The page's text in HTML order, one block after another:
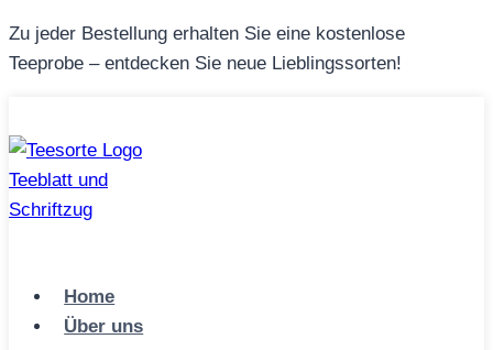
Zum
Inhalt
Zu jeder Bestellung erhalten Sie eine kostenlose
Teeprobe – entdecken Sie neue Lieblingssorten!
Home
Über uns